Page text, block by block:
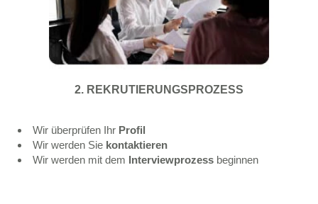
2. REKRUTIERUNGSPROZESS
Wir überprüfen Ihr Profil
Wir werden Sie kontaktieren
Wir werden mit dem Interviewprozess beginnen